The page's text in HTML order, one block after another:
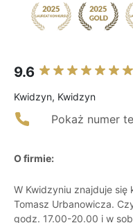
9.6
Kwidzyn, Kwidzyn
Pokaż numer
O firmie:
W Kwidzyniu znajduje
Tomasz Urbanowicza.
godz. 17.00-20.00 i w